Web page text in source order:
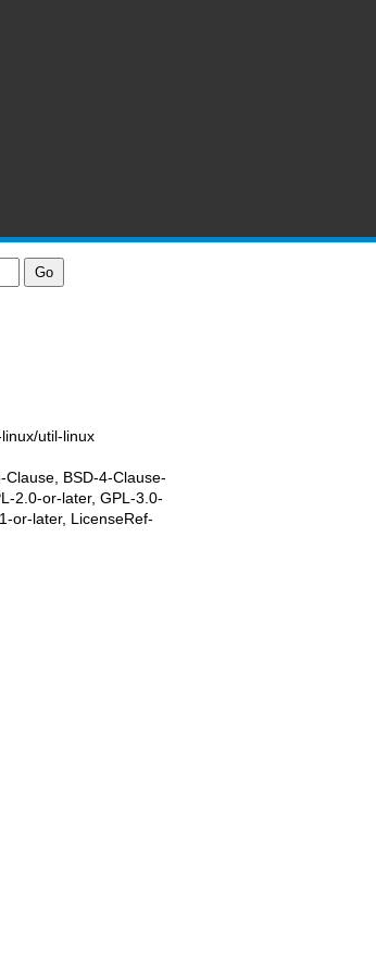
util-linux
Clause, BSD-4-Clause-
2.0-or-later, GPL-3.0-
or-later, LicenseRef-